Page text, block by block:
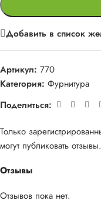
Добавить в список
Артикул: 770
Категория: Фурнитура
Поделиться:
Отзывы
Отзывов пока нет.
Только
могут публиковать отзывы.